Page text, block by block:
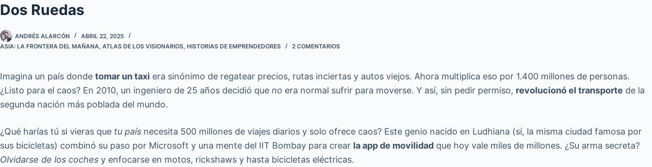
Dos Ruedas
ANDRÉS ALARCÓN
ABRIL 22, 2025
ASIA: LA FRONTERA DEL MAÑANA, ATLAS DE LOS VISIONARIOS, HISTORIAS DE EMPRENDEDORES 2 COMENTARIOS
Imagina un país donde tomar un taxi era sinónimo de regatear precios, rutas inciertas y autos viejos. Ahora multiplica eso por 1.400 millones de personas.
¿Listo para el caos? En 2010, un ingeniero de 25 años decidió que no era normal sufrir para moverse. Y así, sin pedir permiso, revolucionó el transporte de la
segunda nación más poblada del mundo.
¿Qué harías tú si vieras que tu país necesita 500 millones de viajes diarios y solo ofrece caos? Este genio nacido en Ludhiana (sí, la misma ciudad famosa por
sus bicicletas) combinó su paso por Microsoft y una mente del IIT Bombay para crear la app de movilidad que hoy vale miles de millones. ¿Su arma secreta?
Olvidarse de los coches y enfocarse en motos, rickshaws y hasta bicicletas eléctricas.